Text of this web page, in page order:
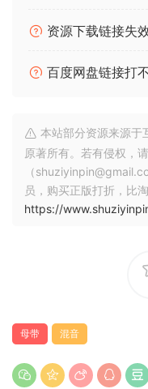
资源下载链接失
百度网盘链接打
本站部分资源来源于
原著所有。若有侵权，
（
员，购买正版打折，比
https://
母带 混音